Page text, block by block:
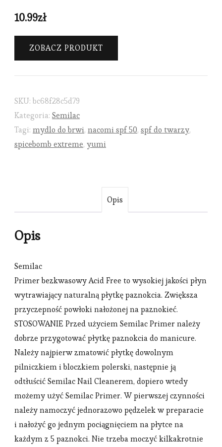
10.99zł
ZOBACZ PRODUKT
SKU: bc68f28c5d79
Kategoria: Semilac
Tagi: mydlo do brwi, nacomi spf 50, spf do twarzy,
spicebomb extreme, yumi
Opis
Opis
Semilac
Primer bezkwasowy Acid Free to wysokiej jakości płyn
wytrawiający naturalną płytkę paznokcia. Zwiększa
przyczepność powłoki nałożonej na paznokieć.
STOSOWANIE Przed użyciem Semilac Primer należy
dobrze przygotować płytkę paznokcia do manicure.
Należy najpierw zmatowić płytkę dowolnym
pilniczkiem i bloczkiem polerski, następnie ją
odtłuścić Semilac Nail Cleanerem, dopiero wtedy
możemy użyć Semilac Primer. W pierwszej czynności
należy namoczyć jednorazowo pędzelek w preparacie
i nałożyć go jednym pociągnięciem na płytce na
każdym z 5 paznokci. Nie trzeba moczyć kilkakrotnie